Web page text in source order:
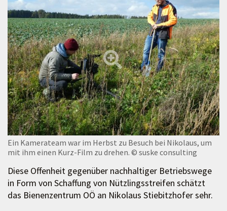
Ein Kamerateam war im Herbst zu Besuch bei Nikolaus, um
mit ihm einen Kurz-Film zu drehen. © suske consulting
Diese Offenheit gegenüber nachhaltiger Betriebswege
in Form von Schaffung von Nützlingsstreifen schätzt
das Bienenzentrum OÖ an Nikolaus Stiebitzhofer sehr.